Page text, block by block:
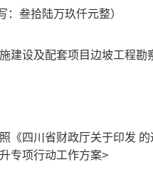
：叁拾陆万玖仟元整）
建设及配套项目边坡工程勘
《四川省财政厅关于印发 的
专项行动工作方案>